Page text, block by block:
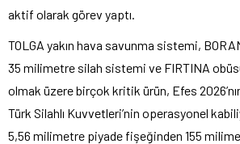
aktif olarak görev yaptı.
TOLGA yakın hava savunma sistemi,
35 milimetre silah sistemi ve FIRTINA
olmak üzere birçok kritik ürün, Efes
Türk Silahlı Kuvvetleri’nin operasyonel
5,56 milimetre piyade fişeğinden 155